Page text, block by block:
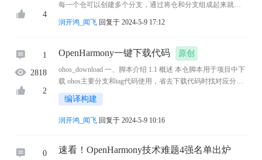
4
每一个仓可以创建多个分支，通过将仓和分支组成起来就是
润开鸿_闻飞 回复于 2024-5-9 17:12
1
2818
2
OpenHarmony一键下载代码 原创
ohos_download 一、脚本介绍 1.1 概述 本仓脚本用于项目中下
载 ohos主要分支和tag代码使用，省去下载代码时找对应分支
的命令麻烦，工具参见 itopen组织: ohos_download 1.2 路径配
置 因每个人当第一次使用该脚本下载 ...
编译构建
润开鸿_闻飞 回复于 2024-5-9 10:16
0 速看！OpenHarmony技术难题4强名单出炉